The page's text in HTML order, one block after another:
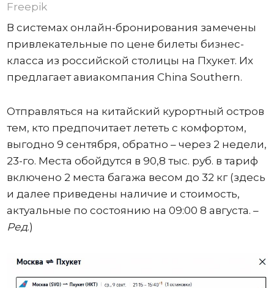
Freepik
В системах онлайн-бронирования замечены
привлекательные по цене билеты бизнес-
класса из российской столицы на Пхукет. Их
предлагает авиакомпания China Southern.
Отправляться на китайский курортный остров
тем, кто предпочитает лететь с комфортом,
выгодно 9 сентября, обратно – через 2 недели,
23-го. Места обойдутся в 90,8 тыс. руб. в тариф
включено 2 места багажа весом до 32 кг (здесь
и далее приведены наличие и стоимость,
актуальные по состоянию на 09:00 8 августа. –
Ред.)